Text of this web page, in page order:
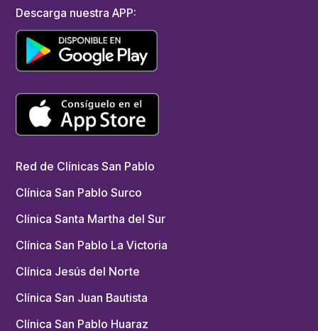
Descarga nuestra APP:
Red de Clínicas San Pablo
Clínica San Pablo Surco
Clínica Santa Martha del Sur
Clínica San Pablo La Victoria
Clínica Jesús del Norte
Clínica San Juan Bautista
Clínica San Pablo Huaraz